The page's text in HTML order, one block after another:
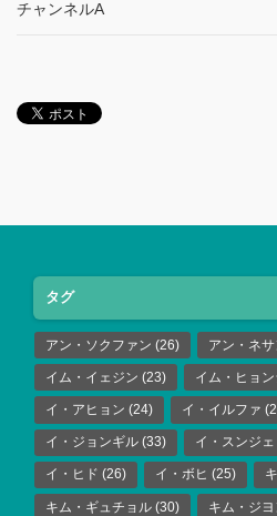
チャンネルA
タグ
アン・ソクファン (26) アン・ネサ
イム・イェジン (23) イム・ヒョン
イ・アヒョン (24) イ・イルファ
イ・ジョンギル (33) イ・スンジェ
イ・ヒド (26) イ・ボヒ (25)
キム・ギュチョル (30) キム・ジヨ